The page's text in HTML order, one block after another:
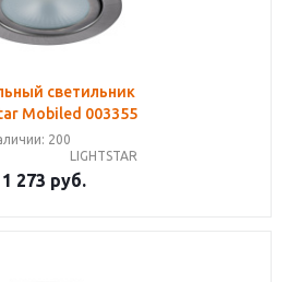
светильник
Mobiled 003355
200
LIGHTSTAR
1 273 руб.